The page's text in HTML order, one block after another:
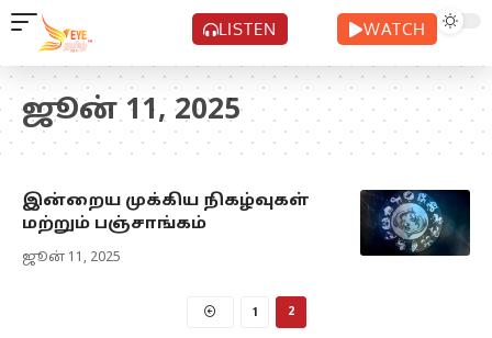
LISTEN WATCH
ஜூன் 11, 2025
இன்றைய முக்கிய நிகழ்வுகள்
மற்றும் பஞ்சாங்கம்
ஜூன் 11, 2025
1 2